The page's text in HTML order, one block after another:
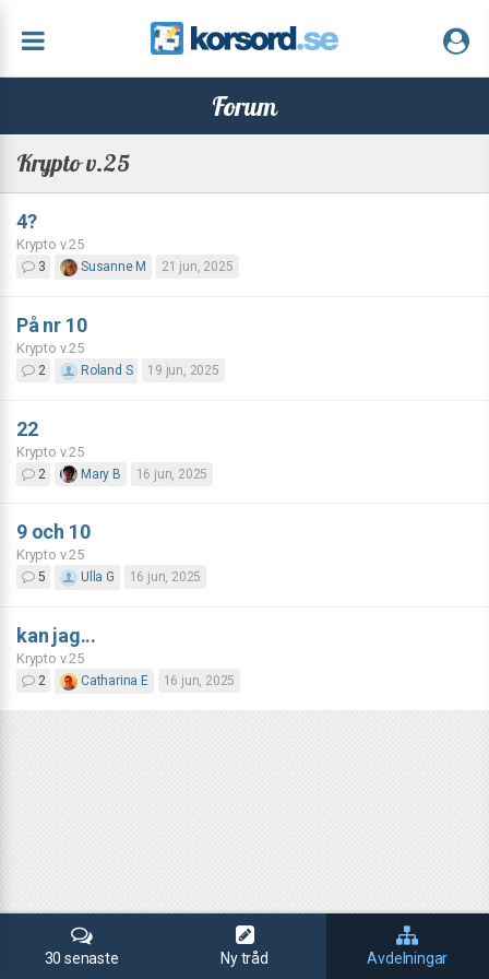
Forum
Krypto v.25
4?
Krypto v.25
3 Susanne M 21 jun, 2025
På nr 10
Krypto v.25
2 Roland S 19 jun, 2025
22
Krypto v.25
2 Mary B 16 jun, 2025
9 och 10
Krypto v.25
5 Ulla G 16 jun, 2025
kan jag...
Krypto v.25
2 Catharina E 16 jun, 2025
30 senaste Ny tråd Avdelningar